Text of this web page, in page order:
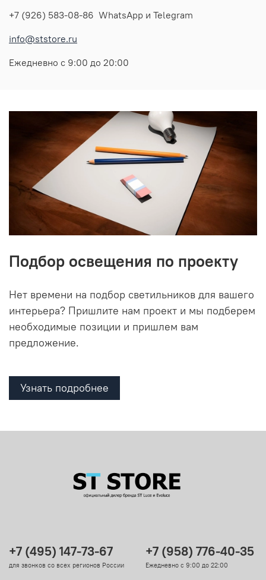
+7 (926) 583-08-86 WhatsApp и Telegram
info@ststore.ru
Ежедневно с 9:00 до 20:00
Подбор освещения по проекту
Нет времени на подбор светильников для вашего
интерьера? Пришлите нам проект и мы подберем
необходимые позиции и пришлем вам
предложение.
Узнать подробнее
+7 (495) 147-73-67
для звонков со всех регионов России
+7 (958) 776-40-35
Ежедневно с 9:00 до 22:00